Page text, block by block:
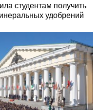
студентам получить
удобрений